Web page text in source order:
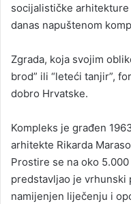
socijalističke arhitekture
danas napuštenom
Zgrada, koja svojim
brod” ili “leteći tanjir”,
dobro Hrvatske.
Kompleks je građen
arhitekte Rikarda
Prostire se na oko
predstavljao je
namijenjen liječenju i